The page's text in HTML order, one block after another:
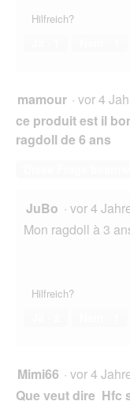
Hilfreich?
mamour · vor 4
ce produit est il
ragdoll de 6 ans
JuBo · vor 4
Mon ragdoll à 3
Hilfreich?
Mimi66 · vor 4
Que veut dire Hfc